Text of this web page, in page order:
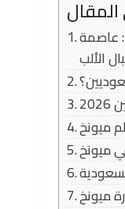
ميونخ ألمانيا للسعوديين 2026: عاصمة
الألب
ميونخ
ميونخ